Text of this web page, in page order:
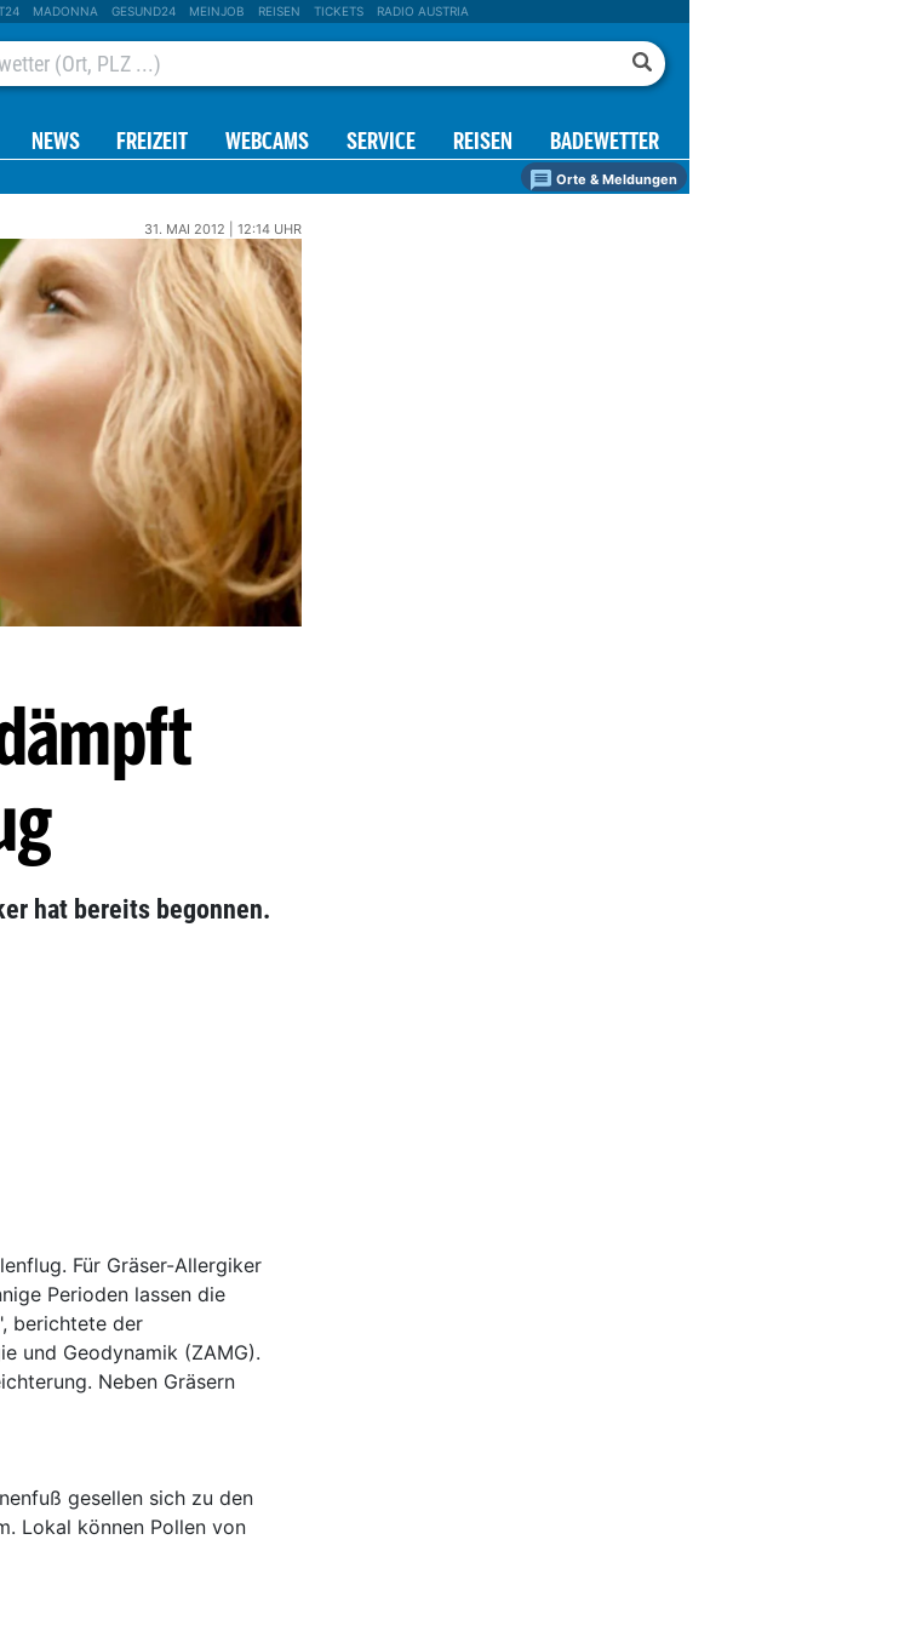
MADONNA GESUND24 MEINJOB REISEN TICKETS RADIO AUSTRIA
NEWS FREIZEIT WEBCAMS SERVICE REISEN BADEWETTER
Orte & Meldungen
31. MAI 2012 | 12:14 UHR
hat bereits begonnen.
Für Gräser-Allergiker
Perioden lassen die
berichtete der
und Geodynamik (ZAMG).
Neben Gräsern
gesellen sich zu den
Lokal können Pollen von